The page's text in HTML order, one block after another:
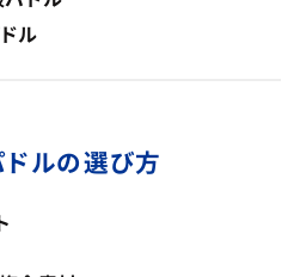
ル
ドルの選び方